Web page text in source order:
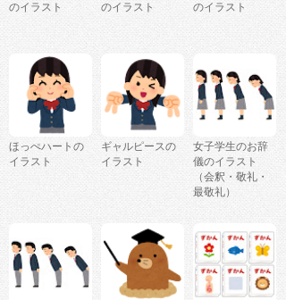
のイラスト
のイラスト
のイラスト
ほっぺハートの
イラスト
ギャルピースの
イラスト
女子学生のお辞
儀のイラスト
（会釈・敬礼・
最敬礼）